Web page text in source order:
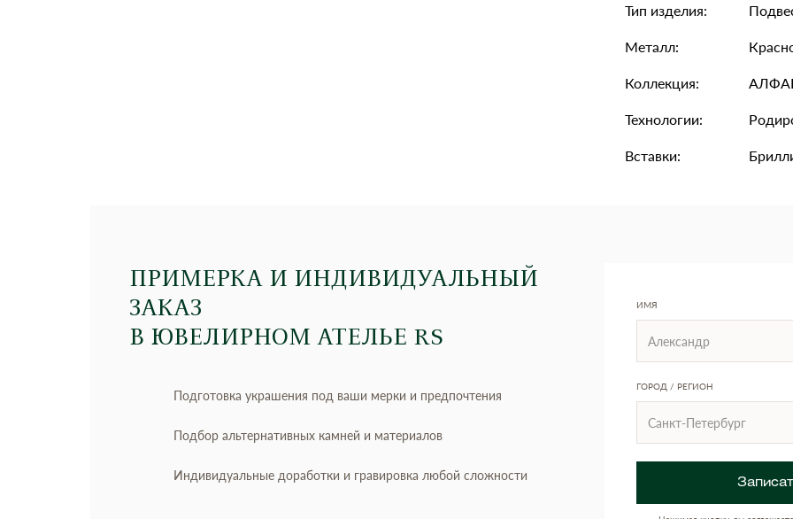
Тип изделия:
Металл:
Коллекция:
Технологии:
Вставки:
ПРИМЕРКА И ИНДИВИДУАЛЬНЫЙ
ЗАКАЗ
В ЮВЕЛИРНОМ АТЕЛЬЕ RS
Подготовка украшения под ваши мерки и предпочтения
Подбор альтернативных камней и материалов
Индивидуальные доработки и гравировка любой сложности
ИМЯ
ГОРОД / РЕГИОН